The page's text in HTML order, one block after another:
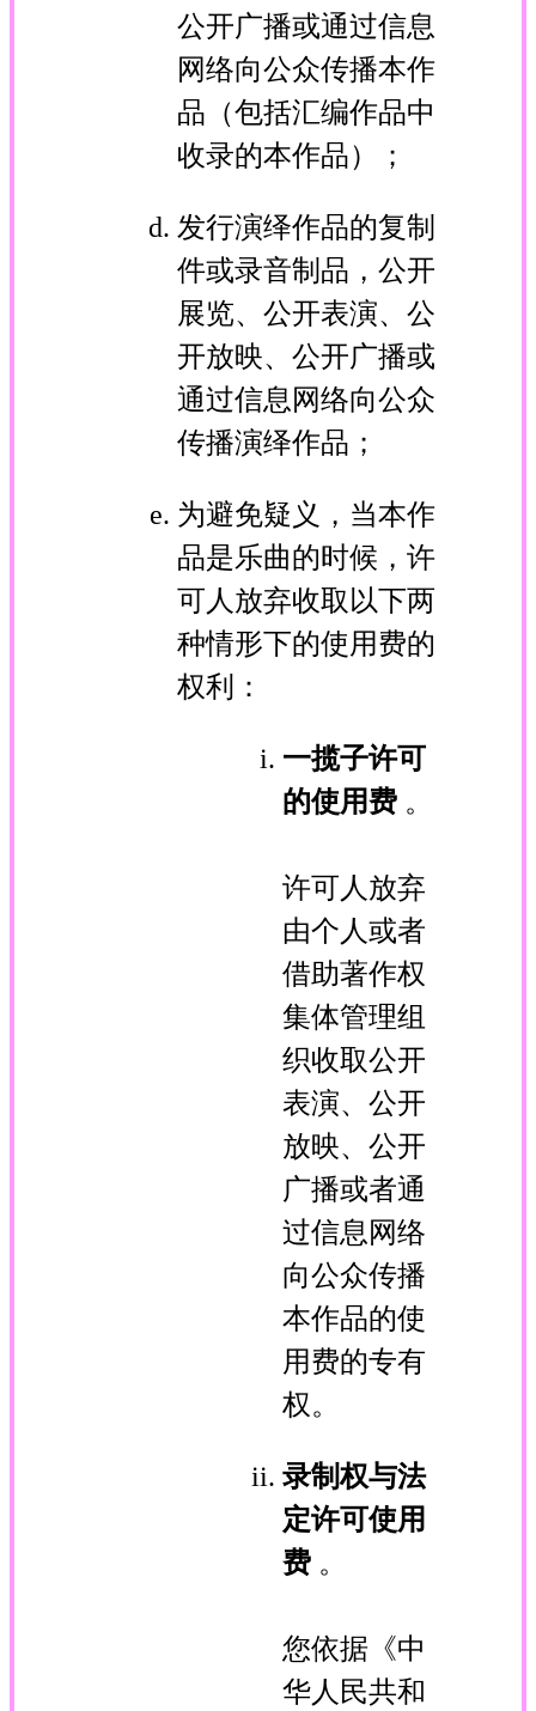
公开广播或通过信息
网络向公众传播本作
品（包括汇编作品中
收录的本作品）；
发行演绎作品的复制
件或录音制品，公开
展览、公开表演、公
开放映、公开广播或
通过信息网络向公众
传播演绎作品；
为避免疑义，当本作
品是乐曲的时候，许
可人放弃收取以下两
种情形下的使用费的
权利：
一揽子许可
的使用费 。
许可人放弃
由个人或者
借助著作权
集体管理组
织收取公开
表演、公开
放映、公开
广播或者通
过信息网络
向公众传播
本作品的使
用费的专有
权。
录制权与法
定许可使用
费 。
您依据《中
华人民共和